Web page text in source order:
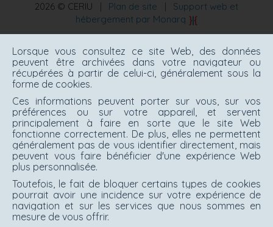
2026 © CERIU Plan de site
Support web et
hébergement par Monarq
Lorsque vous consultez ce site Web, des données
peuvent être archivées dans votre navigateur ou
récupérées à partir de celui-ci, généralement sous la
forme de cookies.
Ces informations peuvent porter sur vous, sur vos
préférences ou sur votre appareil, et servent
principalement à faire en sorte que le site Web
fonctionne correctement. De plus, elles ne permettent
généralement pas de vous identifier directement, mais
peuvent vous faire bénéficier d'une expérience Web
plus personnalisée.
Toutefois, le fait de bloquer certains types de cookies
pourrait avoir une incidence sur votre expérience de
navigation et sur les services que nous sommes en
mesure de vous offrir.